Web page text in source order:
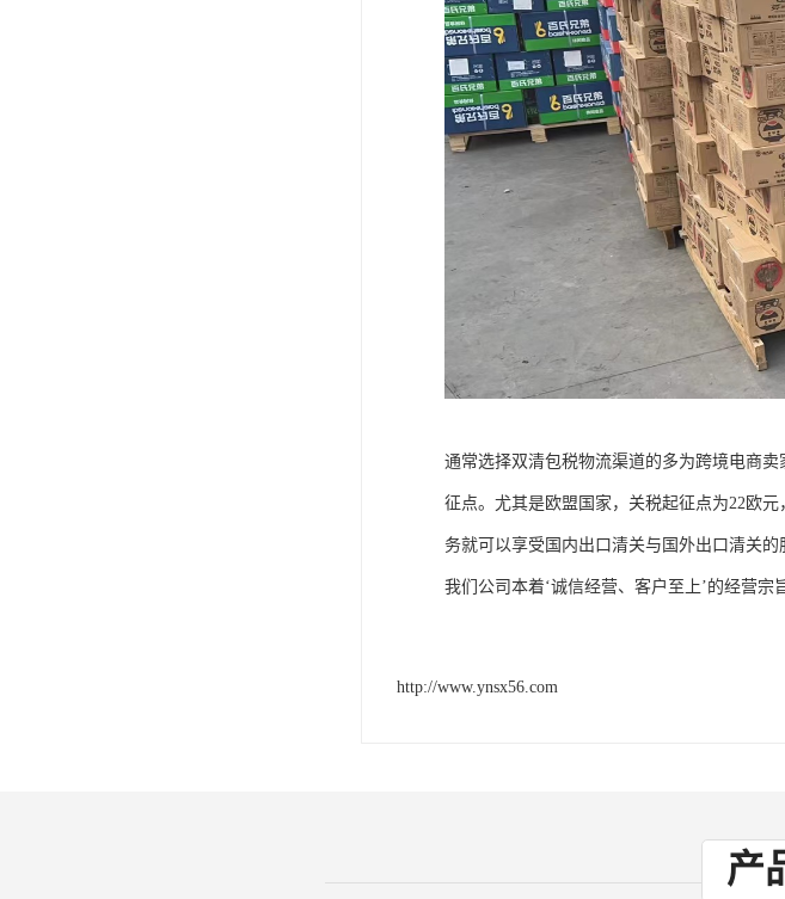
通常选择双清包税物流渠道的多为跨境电商
征点。尤其是欧盟国家，关税起征点为22欧
务就可以享受国内出口清关与国外出口清关
我们公司本着‘诚信经营、客户至上’的经营
http://www.ynsx56.com
产